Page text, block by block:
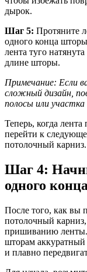
дырок.
Шаг 5: Протяните
одного конца
лента туго
длине шторы.
Примечание: Если
сложный дизайн,
полосы или
Теперь, когда
перейти к
потолочный карниз.
Шаг 4:
одного
После того, как вы
потолочный
пришиванию ленты.
шторам
и плавно